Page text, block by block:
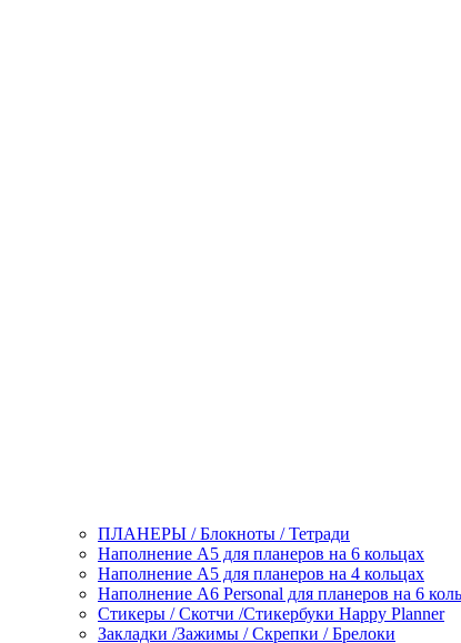
ПЛАНЕРЫ / Блокноты / Тетради
Наполнение А5 для планеров на 6 кольцах
Наполнение А5 для планеров на 4 кольцах
Наполнение А6 Personal для планеров на 6
Стикеры / Скотчи /Стикербуки Happy Planner
Закладки /Зажимы / Скрепки / Брелоки